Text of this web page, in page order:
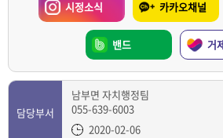
시정소식 카카오채널
밴드 거
담당부서
남부면 자치행정팀
055-639-6003
2020-02-06